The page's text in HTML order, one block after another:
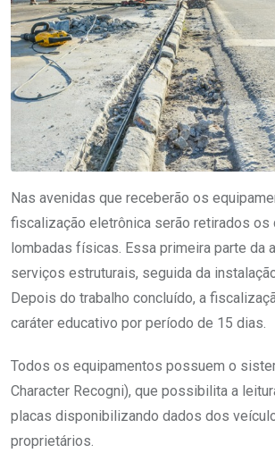
Nas avenidas que receberão os
fiscalização eletrônica serão retirados os
lombadas físicas. Essa primeira parte da
serviços estruturais, seguida da
Depois do trabalho concluído, a
caráter educativo por período de 15 dias.
Todos os equipamentos possuem o
Character Recogni), que possibilita a
placas disponibilizando dados dos
proprietários.